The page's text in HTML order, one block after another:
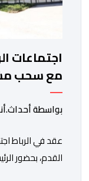
اجتماعات
مع سحب
بواسطة
عقد في الرباط
القدم، بحضور